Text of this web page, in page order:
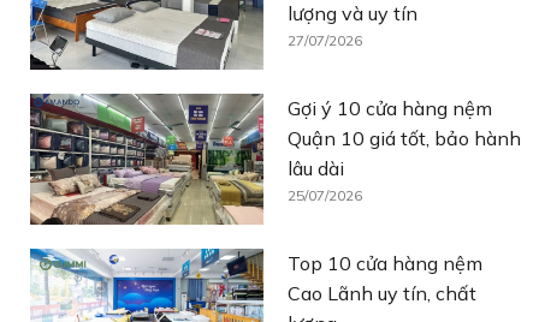
lượng và uy tín
27/07/2026
Gợi ý 10 cửa hàng nệm
Quận 10 giá tốt, bảo hành
lâu dài
25/07/2026
Top 10 cửa hàng nệm
Cao Lãnh uy tín, chất